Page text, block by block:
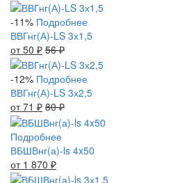
-11% Подробнее
ВВГнг(А)-LS 3х1,5
от 50 ₽ 56₽
-12% Подробнее
ВВГнг(А)-LS 3х2,5
от 71 ₽ 80₽
Подробнее
ВБШВнг(а)-ls 4x50
от 1 870 ₽